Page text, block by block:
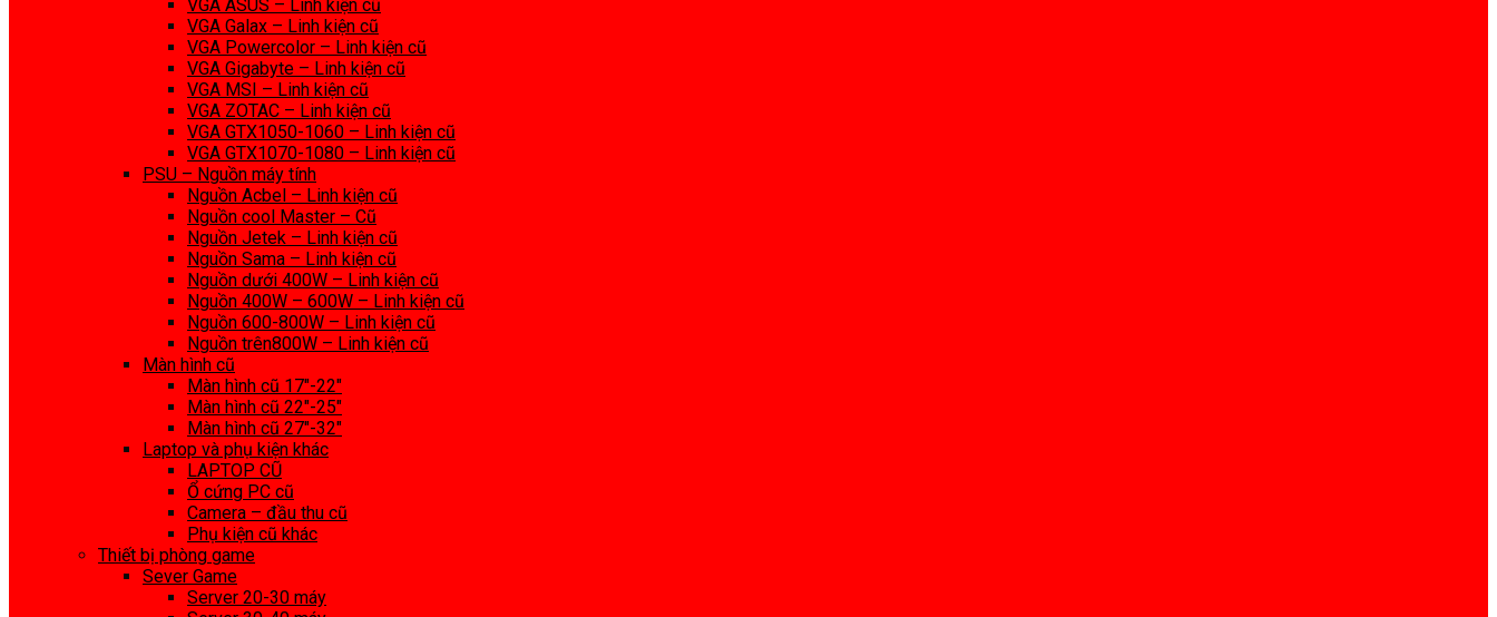
VGA ASUS – Linh kiện cũ
VGA Galax – Linh kiện cũ
VGA Powercolor – Linh kiện cũ
VGA Gigabyte – Linh kiện cũ
VGA MSI – Linh kiện cũ
VGA ZOTAC – Linh kiện cũ
VGA GTX1050-1060 – Linh kiện cũ
VGA GTX1070-1080 – Linh kiện cũ
PSU – Nguồn máy tính
Nguồn Acbel – Linh kiện cũ
Nguồn cool Master – Cũ
Nguồn Jetek – Linh kiện cũ
Nguồn Sama – Linh kiện cũ
Nguồn dưới 400W – Linh kiện cũ
Nguồn 400W – 600W – Linh kiện cũ
Nguồn 600-800W – Linh kiện cũ
Nguồn trên800W – Linh kiện cũ
Màn hình cũ
Màn hình cũ 17″-22″
Màn hình cũ 22″-25″
Màn hình cũ 27″-32″
Laptop và phụ kiện khác
LAPTOP CŨ
Ổ cứng PC cũ
Camera – đầu thu cũ
Phụ kiện cũ khác
Thiết bị phòng game
Sever Game
Server 20-30 máy